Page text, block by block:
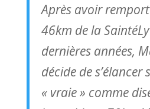
Après avoir
46km de la
dernières années,
décide de
« vraie » comme